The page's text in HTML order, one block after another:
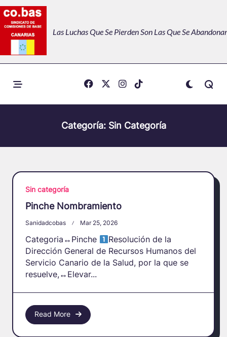
Skip
to
content
Las Luchas Que Se Pierden Son Las Que Se
Categoría: Sin Categoría
Sin categoría
Pinche Nombramiento
Sanidadcobas Mar 25, 2026
Categoria ↔️ Pinche
Resolución de la
Dirección General de Recursos Humanos del
Servicio Canario de la Salud, por la que se
resuelve,↔️ Elevar...
Read More